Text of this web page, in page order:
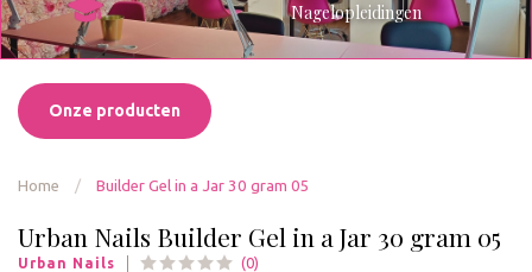
Nagelopleidingen
Onze producten
Home / Builder Gel in a Jar 30 gram 05
Urban Nails Builder Gel in a Jar 30 gram 05
Urban Nails (0)